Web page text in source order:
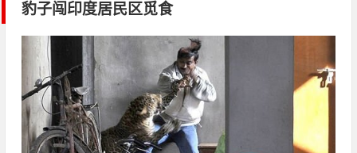
豹子闯印度居民区觅食